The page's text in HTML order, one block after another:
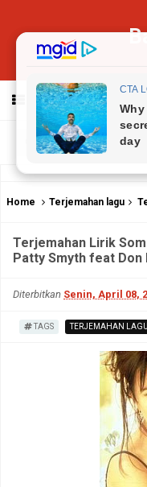
MENU
Home Terjemahan lagu
Terjemahan Lirik
Patty Smyth feat Don
Diterbitkan Senin, April 08,
TAGS TERJEMAHAN LAGU